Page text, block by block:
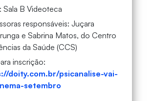
Sala B Videoteca
responsáveis: Juçara
e Sabrina Matos, do Centro
da Saúde (CCS)
inscrição:
doity.com.br/psicanalise-vai-
setembro